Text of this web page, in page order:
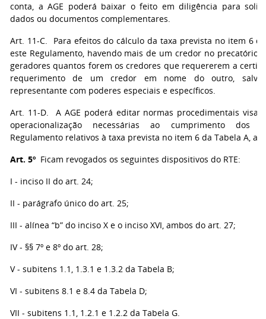
conta, a AGE poderá baixar o feito em diligência para
dados ou documentos complementares.
Art. 11-C. Para efeitos do cálculo da taxa prevista no item 6
este Regulamento, havendo mais de um credor no precatório,
geradores quantos forem os credores que requererem a
requerimento de um credor em nome do outro,
representante com poderes especiais e específicos.
Art. 11-D. A AGE poderá editar normas procedimentais
operacionalização necessárias ao cumprimento dos
Regulamento relativos à taxa prevista no item 6 da Tabela A,
Art. 5º Ficam revogados os seguintes dispositivos do RTE:
I - inciso II do art. 24;
II - parágrafo único do art. 25;
III - alínea “b” do inciso X e o inciso XVI, ambos do art. 27;
IV - §§ 7º e 8º do art. 28;
V - subitens 1.1, 1.3.1 e 1.3.2 da Tabela B;
VI - subitens 8.1 e 8.4 da Tabela D;
VII - subitens 1.1, 1.2.1 e 1.2.2 da Tabela G.